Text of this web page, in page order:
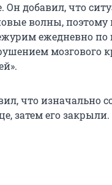
добавил, что
волны,
ежедневно по
мозгового
что изначально
затем его закрыли.